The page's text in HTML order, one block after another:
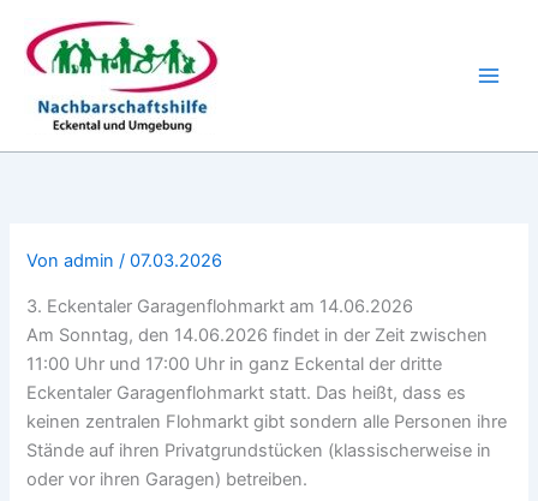
Inhalt
springen
Vonadmin/07.03.2026
3. Eckentaler Garagenflohmarkt am 14.06.2026
Am Sonntag, den 14.06.2026 findet in der Zeit zwischen
11:00 Uhr und 17:00 Uhr in ganz Eckental der dritte
Eckentaler Garagenflohmarkt statt. Das heißt, dass es
keinen zentralen Flohmarkt gibt sondern alle Personen ihre
Stände auf ihren Privatgrundstücken (klassischerweise in
oder vor ihren Garagen) betreiben.